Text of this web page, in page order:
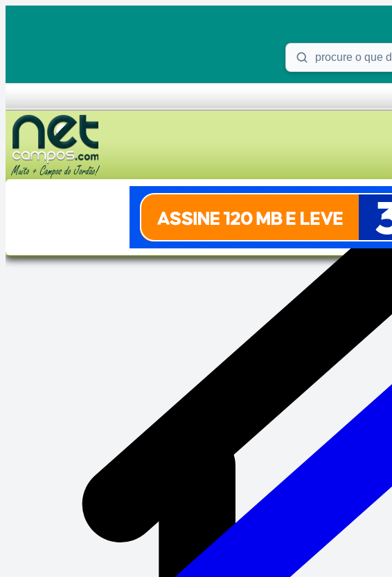
Procure o que deseja